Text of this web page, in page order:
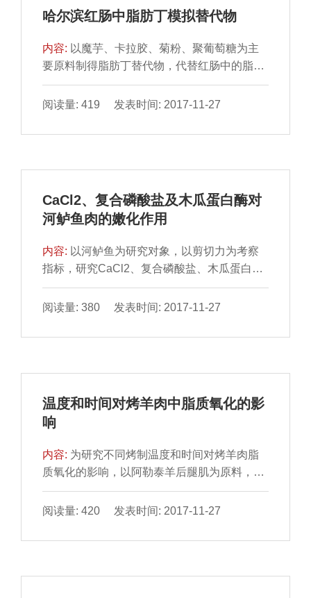
品质的变化有显著差异（P＜0.05），经体积
理效果最好，贮藏9
哈尔滨红肠中脂肪丁模拟替代物
内容: 以魔芋、卡拉胶、菊粉、聚葡萄糖为主
要原料制得脂肪丁替代物，代替红肠中的脂肪
丁，降低红肠中的脂肪含量，通过单因素和正
交试验，以感官评分和质构特性为指标，确定
芋胶添加量2.5 g/100 mL、卡拉胶添加量1.25
萄糖添加量0.75 g/100 mL、Ca(OH)2添加量为
脂肪丁模拟物的替代量为100%（以脂肪丁的
总量计），在此条件下制成的红肠脂
阅读量: 419 发表时间: 2017-11-27
CaCl2、复合磷酸盐及木瓜蛋白酶对
河鲈鱼肉的嫩化作用
内容: 以河鲈鱼为研究对象，以剪切力为考察
指标，研究CaCl2、复合磷酸盐、木瓜蛋白酶
对鲈鱼半成品的嫩化效果。在单因素试验基础
上，采用正交试验设计，对影响鱼肉剪切力的
验，最后利用扫描电镜，对未嫩化和复合嫩化
明：CaCl21.2 g/kg、复合磷酸盐1.2 g/kg、木
合嫩化后，鱼肉剪切力最低可降至
（8.40±0.13）N （注射方式）和
察，
阅读量: 380 发表时间: 2017-11-27
温度和时间对烤羊肉中脂质氧化的影
响
内容: 为研究不同烤制温度和时间对烤羊肉脂
质氧化的影响，以阿勒泰羊后腿肌为原料，经
不同温度和时间烤制后，分别测定各样品的酸
价、过氧化值、硫代巴比妥酸值
成。结果表明：随着温度升高，羊肉在烤制过
制30、40 min条件下TBA值总体呈先下降后上
阅读量: 420 发表时间: 2017-11-27